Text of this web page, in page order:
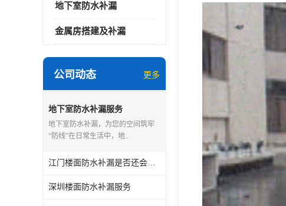
地下室防水补漏
金属房搭建及补漏
公司动态 更多
地下室防水补漏服务
地下室防水补漏，为您的空间筑牢
“防线”在日常生活中，地..
江门楼面防水补漏是否还会漏水
深圳楼面防水补漏服务